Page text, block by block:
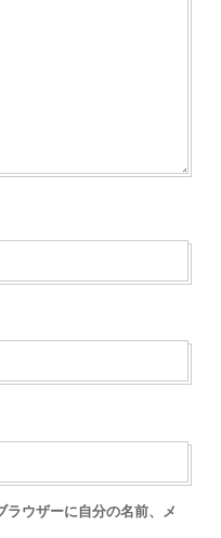
ラウザーに自分の名前、メ